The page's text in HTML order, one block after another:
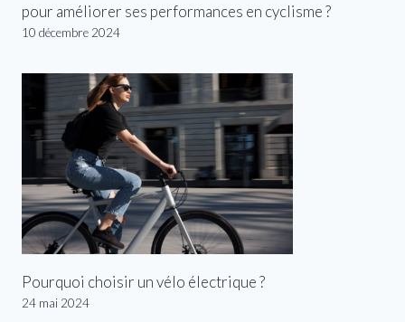
pour améliorer ses performances en cyclisme ?
10 décembre 2024
Pourquoi choisir un vélo électrique ?
24 mai 2024